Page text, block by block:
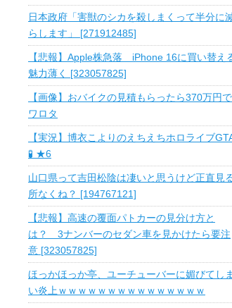
日本政府「害獣のシカを殺しまくって半分に
らします」 [271912485]
【悲報】Apple株急落 iPhone 16に買い替え
魅力薄く [323057825]
【画像】おバイクの見積もらったら370万円で
ワロタ
【実況】博衣こよりのえちえちホロライブ
🧪 ★6
山口県って吉田松陰は凄いと思うけど正直見
所なくね？ [194767121]
【悲報】高速の覆面パトカーの見分け方と
は？ 3ナンバーのセダン車を見かけたら要注
意 [323057825]
ほっかほっか亭、ユーチューバーに媚びてしま
い炎上ｗｗｗｗｗｗｗｗｗｗｗｗｗｗｗ